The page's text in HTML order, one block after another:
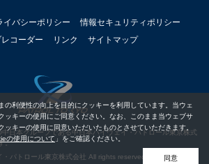
イバシーポリシー
情報セキュリティポリシー
レコーダー
リンク サイトマップ
日本グループである中日本ハイウェイ・パトロール東京株式
。
パトロール東京株式会社 All rights reserved.
の利便性の向上を目的にクッキーを利用しています。当ウェ
ッキーの使用にご同意ください。なお、このまま当ウェブサ
ッキーの使用に同意いただいたものとさせていただきます。
の使用について 」をご確認ください。
同意